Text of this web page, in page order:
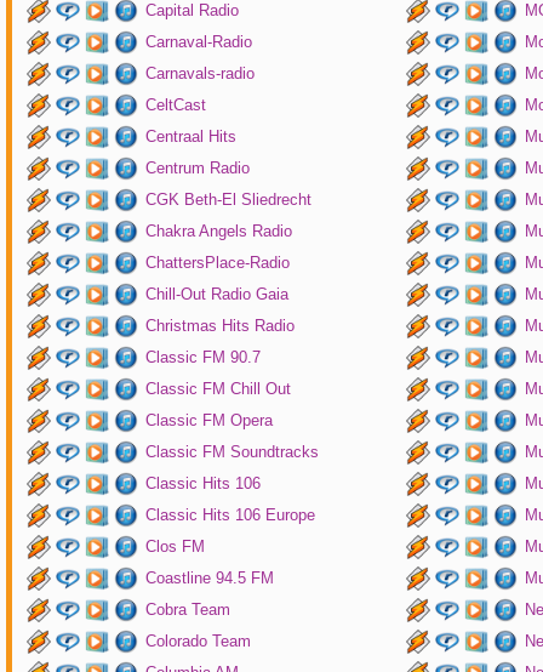
Capital Radio
Carnaval-Radio
Carnavals-radio
CeltCast
Centraal Hits
Centrum Radio
CGK Beth-El Sliedrecht
Chakra Angels Radio
ChattersPlace-Radio
Chill-Out Radio Gaia
Christmas Hits Radio
Classic FM 90.7
Classic FM Chill Out
Classic FM Opera
Classic FM Soundtracks
Classic Hits 106
Classic Hits 106 Europe
Clos FM
Coastline 94.5 FM
Cobra Team
Colorado Team